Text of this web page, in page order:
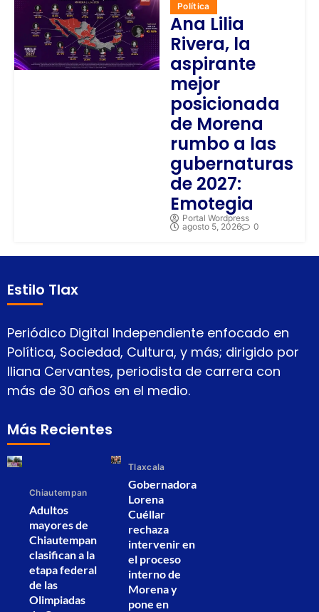
Política
Ana Lilia
Rivera, la
aspirante
mejor
posicionada
de Morena
rumbo a las
gubernaturas
de 2027:
Emotegia
Portal Wordpress
agosto 5, 2026
0
Estilo Tlax
Periódico Digital Independiente enfocado en
Política, Sociedad, Cultura, y más; dirigido por
Iliana Cervantes, periodista de carrera con
más de 30 años en el medio.
Más Recientes
Chiautempan
Adultos
mayores de
Chiautempan
clasifican a la
etapa federal
de las
Olimpiadas
Tlaxcala
Gobernadora
Lorena
Cuéllar
rechaza
intervenir en
el proceso
interno de
Morena y
pone en